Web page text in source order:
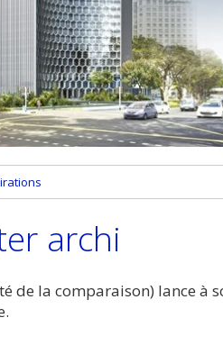
archi
de la comparaison) lance à